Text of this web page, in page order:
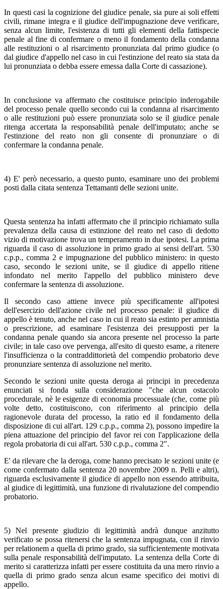
In questi casi la cognizione del giudice penale, sia pure ai soli effetti
civili, rimane integra e il giudice dell'impugnazione deve verificare,
senza alcun limite, l'esistenza di tutti gli elementi della fattispecie
penale al fine di confermare o meno il fondamento della condanna
alle restituzioni o al risarcimento pronunziata dal primo giudice (o
dal giudice d'appello nel caso in cui l'estinzione del reato sia stata da
lui pronunziata o debba essere emessa dalla Corte di cassazione).
In conclusione va affermato che costituisce principio inderogabile
del processo penale quello secondo cui la condanna al risarcimento
o alle restituzioni può essere pronunziata solo se il giudice penale
ritenga accertata la responsabilità penale dell'imputato; anche se
l'estinzione del reato non gli consente di pronunziare o di
confermare la condanna penale.
4) E' però necessario, a questo punto, esaminare uno dei problemi
posti dalla citata sentenza Tettamanti delle sezioni unite.
Questa sentenza ha infatti affermato che il principio richiamato sulla
prevalenza della causa di estinzione del reato nel caso di dedotto
vizio di motivazione trova un temperamento in due ipotesi. La prima
riguarda il caso di assoluzione in primo grado ai sensi dell'art. 530
c.p.p., comma 2 e impugnazione del pubblico ministero: in questo
caso, secondo le sezioni unite, se il giudice di appello ritiene
infondato nel merito l'appello del pubblico ministero deve
confermare la sentenza di assoluzione.
Il secondo caso attiene invece più specificamente all'ipotesi
dell'esercizio dell'azione civile nel processo penale: il giudice di
appello è tenuto, anche nel caso in cui il reato sia estinto per amnistia
o prescrizione, ad esaminare l'esistenza dei presupposti per la
condanna penale quando sia ancora presente nel processo la parte
civile; in tale caso ove pervenga, all'esito di questo esame, a ritenere
l'insufficienza o la contraddittorietà del compendio probatorio deve
pronunziare sentenza di assoluzione nel merito.
Secondo le sezioni unite questa deroga ai principi in precedenza
enunciati si fonda sulla considerazione "che alcun ostacolo
procedurale, nè le esigenze di economia processuale (che, come più
volte detto, costituiscono, con riferimento al principio della
ragionevole durata del processo, la ratio ed il fondamento della
disposizione di cui all'art. 129 c.p.p., comma 2), possono impedire la
piena attuazione del principio del favor rei con l'applicazione della
regola probatoria di cui all'art. 530 c.p.p., comma 2".
E' da rilevare che la deroga, come hanno precisato le sezioni unite (e
come confermato dalla sentenza 20 novembre 2009 n. Pelli e altri),
riguarda esclusivamente il giudice di appello non essendo attribuita,
al giudice di legittimità, una funzione di rivalutazione del compendio
probatorio.
5) Nel presente giudizio di legittimità andrà dunque anzitutto
verificato se possa ritenersi che la sentenza impugnata, con il rinvio
per relationem a quella di primo grado, sia sufficientemente motivata
sulla penale responsabilità dell'imputato. La sentenza della Corte di
merito si caratterizza infatti per essere costituita da una mero rinvio a
quella di primo grado senza alcun esame specifico dei motivi di
appello.